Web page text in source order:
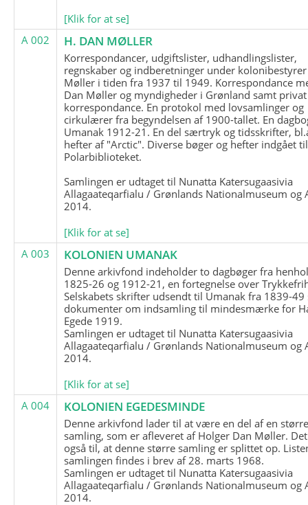
[Klik for at se]
A 002
H. DAN MØLLER
Korrespondancer, udgiftslister, udhandlingslister,
regnskaber og indberetninger under
Møller i tiden fra 1937 til 1949. Korrespondance
Dan Møller og myndigheder i Grønland samt privat
korrespondance. En protokol med lovsamlinger og
cirkulærer fra begyndelsen af 1900-tallet. En
Umanak 1912-21. En del særtryk og tidsskrifter,
hefter af "Arctic". Diverse bøger og hefter indgået til
Polarbiblioteket.
Samlingen er udtaget til Nunatta Katersugaasivia
Allagaateqarfialu / Grønlands Nationalmuseum og
2014.
[Klik for at se]
A 003
KOLONIEN UMANAK
Denne arkivfond indeholder to dagbøger fra
1825-26 og 1912-21, en fortegnelse over
Selskabets skrifter udsendt til Umanak fra 1839-49
dokumenter om indsamling til mindesmærke for
Egede 1919.
Samlingen er udtaget til Nunatta Katersugaasivia
Allagaateqarfialu / Grønlands Nationalmuseum og
2014.
[Klik for at se]
A 004
KOLONIEN EGEDESMINDE
Denne arkivfond lader til at være en del af en
samling, som er afleveret af Holger Dan Møller.
også til, at denne større samling er splittet op.
samlingen findes i brev af 28. marts 1968.
Samlingen er udtaget til Nunatta Katersugaasivia
Allagaateqarfialu / Grønlands Nationalmuseum og
2014.